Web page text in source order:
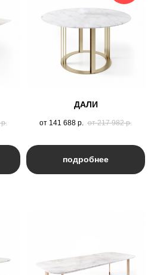
р.
ДАЛИ
от 141 688 р. от 217 982 р.
подробнее